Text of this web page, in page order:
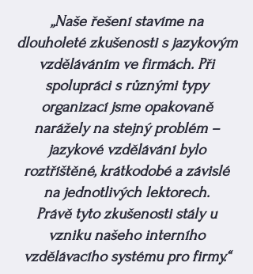
„Naše řešení stavíme na
dlouholeté zkušenosti s jazykovým
vzděláváním ve firmách. Při
spolupráci s různými typy
organizací jsme opakovaně
narážely na stejný problém –
jazykové vzdělávání bylo
roztříštěné, krátkodobé a závislé
na jednotlivých lektorech.
Právě tyto zkušenosti stály u
vzniku našeho interního
vzdělávacího systému pro firmy.“